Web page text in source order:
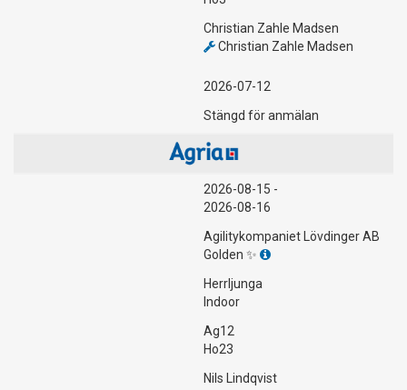
Christian Zahle Madsen
Christian Zahle Madsen
2026-07-12
Stängd för anmälan
2026-08-15 -
2026-08-16
Agilitykompaniet Lövdinger AB
Golden ✨
Herrljunga
Indoor
Ag12
Ho23
Nils Lindqvist